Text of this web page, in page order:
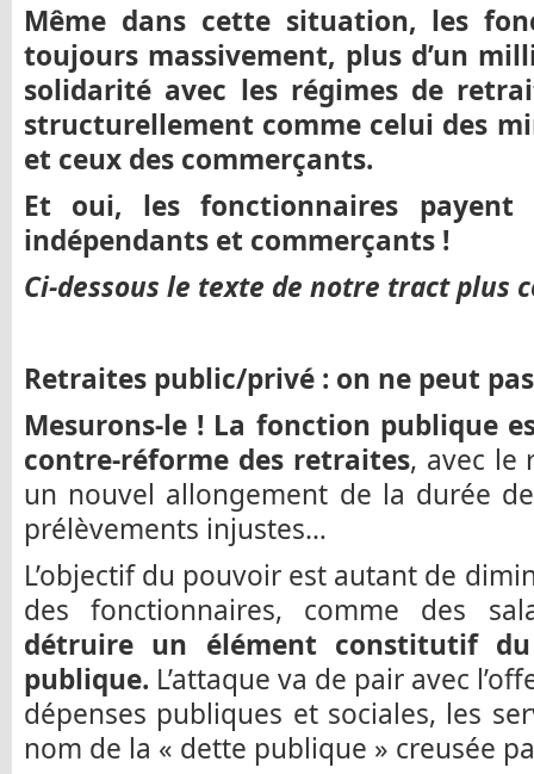
Même dans cette situation, les
toujours massivement, plus d’un
solidarité avec les régimes de
structurellement comme celui des
et ceux des commerçants.
Et oui, les fonctionnaires
indépendants et commerçants !
Ci-dessous le texte de notre tract plus
Retraites public/privé : on ne peut
Mesurons-le ! La fonction publique
contre-réforme des retraites, avec le
un nouvel allongement de la durée
prélèvements injustes…
L’objectif du pouvoir est autant de
des fonctionnaires, comme des
détruire un élément constitutif
publique. L’attaque va de pair avec
dépenses publiques et sociales, les
nom de la « dette publique » creusée